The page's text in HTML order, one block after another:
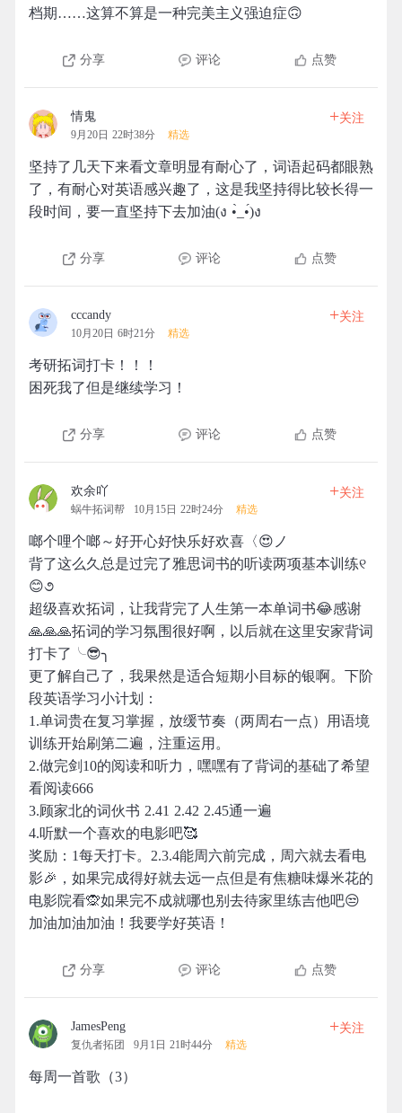
档期……这算不算是一种完美主义强迫症🙃
分享 评论 点赞
情鬼
9月20日 22时38分 精选
+关注
坚持了几天下来看文章明显有耐心了，词语起码都眼熟
了，有耐心对英语感兴趣了，这是我坚持得比较长得一
段时间，要一直坚持下去加油(ง •̀_•́)ง
分享 评论 点赞
cccandy
10月20日 6时21分 精选
+关注
考研拓词打卡！！！
困死我了但是继续学习！
分享 评论 点赞
欢余吖
蜗牛拓词帮 10月15日 22时24分 精选
+关注
啷个哩个啷～好开心好快乐好欢喜〈😍ノ
背了这么久总是过完了雅思词书的听读两项基本训练୧
😊૭
超级喜欢拓词，让我背完了人生第一本单词书😂感谢
🙏🙏🙏拓词的学习氛围很好啊，以后就在这里安家背词
打卡了╰😎╮
更了解自己了，我果然是适合短期小目标的银啊。下阶
段英语学习小计划：
1.单词贵在复习掌握，放缓节奏（两周右一点）用语境
训练开始刷第二遍，注重运用。
2.做完剑10的阅读和听力，嘿嘿有了背词的基础了希望
看阅读666
3.顾家北的词伙书 2.41 2.42 2.45通一遍
4.听默一个喜欢的电影吧🥰
奖励：1每天打卡。2.3.4能周六前完成，周六就去看电
影🎉，如果完成得好就去远一点但是有焦糖味爆米花的
电影院看🙊如果完不成就哪也别去待家里练吉他吧😒
加油加油加油！我要学好英语！
分享 评论 点赞
JamesPeng
复仇者拓团 9月1日 21时44分 精选
+关注
每周一首歌（3）